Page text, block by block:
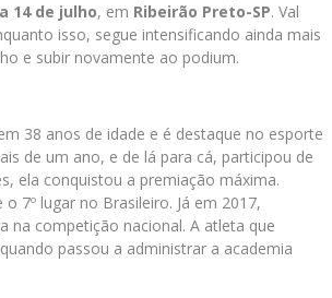
14 de julho, em Ribeirão Preto-SP. Val
isso, segue intensificando ainda mais
e subir novamente ao podium.
38 anos de idade e é destaque no esporte
de um ano, e de lá para cá, participou de
ela conquistou a premiação máxima.
7º lugar no Brasileiro. Já em 2017,
na competição nacional. A atleta que
passou a administrar a academia